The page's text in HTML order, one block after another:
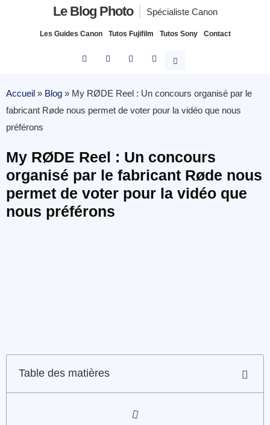
Le Blog Photo Spécialiste Canon
Les Guides Canon Tutos Fujifilm Tutos Sony Contact
Accueil » Blog » My RØDE Reel : Un concours organisé par le
fabricant Røde nous permet de voter pour la vidéo que nous
préférons
My RØDE Reel : Un concours
organisé par le fabricant Røde nous
permet de voter pour la vidéo que
nous préférons
Table des matières